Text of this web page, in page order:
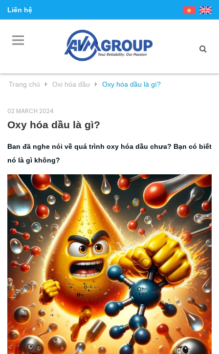
Liên hệ
Trang chủ Oxi hóa dầu Oxy hóa dầu là gì?
02 MARCH 2024
Oxy hóa dầu là gì?
Ban đã nghe nói về quá trình oxy hóa dầu chưa? Bạn có biết
nó là gì không?